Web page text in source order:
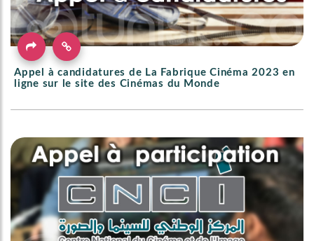
Appel à candidatures de La Fabrique Cinéma 2023 en
ligne sur le site des Cinémas du Monde